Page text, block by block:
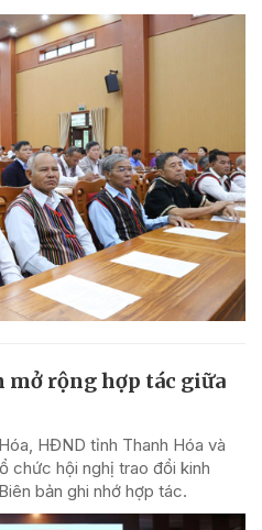
mở rộng hợp tác giữa
HĐND tỉnh Thanh Hóa và
chức hội nghị trao đổi kinh
bản ghi nhớ hợp tác.